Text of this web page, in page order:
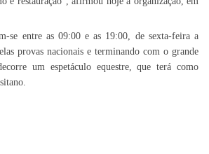
se entre as 09:00 e as 19:00, de sexta-feira a
provas nacionais e terminando com o grande
um espetáculo equestre, que terá como